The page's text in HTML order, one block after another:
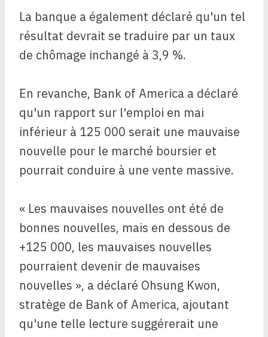
La banque a également déclaré qu'un tel
résultat devrait se traduire par un taux
de chômage inchangé à 3,9 %.
En revanche, Bank of America a déclaré
qu'un rapport sur l'emploi en mai
inférieur à 125 000 serait une mauvaise
nouvelle pour le marché boursier et
pourrait conduire à une vente massive.
« Les mauvaises nouvelles ont été de
bonnes nouvelles, mais en dessous de
+125 000, les mauvaises nouvelles
pourraient devenir de mauvaises
nouvelles », a déclaré Ohsung Kwon,
stratège de Bank of America, ajoutant
qu'une telle lecture suggérerait une